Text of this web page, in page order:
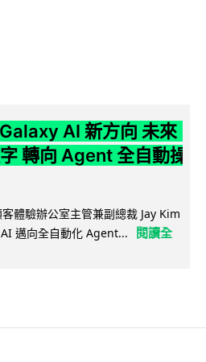
AI 新方向 未來
轉向 Agent 全自動操
體驗辦公室主管兼副總裁 Jay Kim
邁向全自動化 Agent...
閱讀全